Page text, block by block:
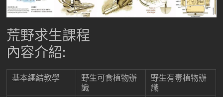
北
台
灣
專
業
溪-
荒野求生課程
內容介紹:
基本繩結教學
野生可食植物辦
識
野生有毒植物辦
識